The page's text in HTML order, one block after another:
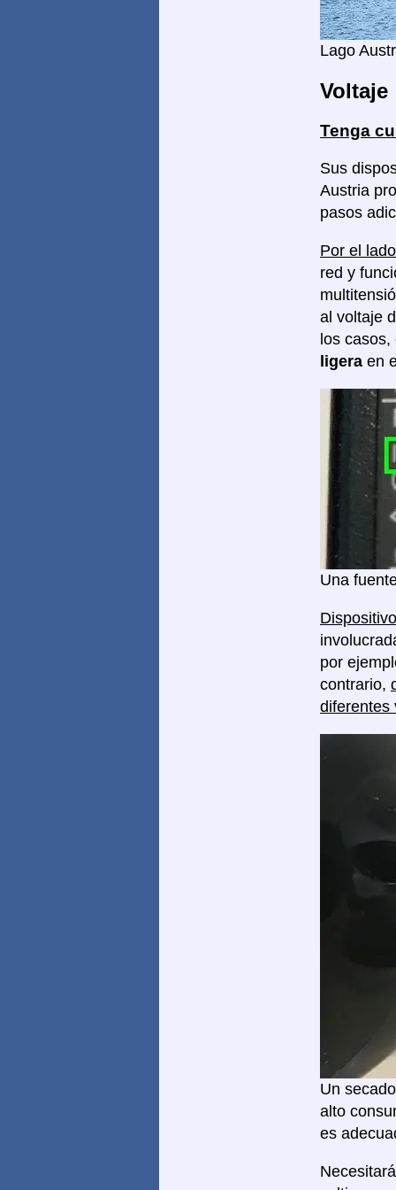
Lago
Voltaje
Tenga
Sus
Austria
pasos
Por el
red y
al voltaje
los
ligera en
Una
por
contrario,
diferentes
Un
alto
es